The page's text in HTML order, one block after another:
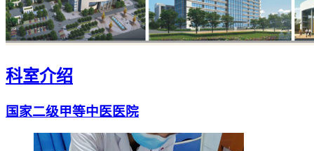
科室介绍
国家二级甲等中医医院